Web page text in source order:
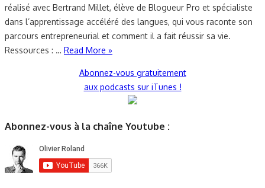
réalisé avec Bertrand Millet, élève de Blogueur Pro et spécialiste
dans l’apprentissage accéléré des langues, qui vous raconte son
parcours entrepreneurial et comment il a fait réussir sa vie.
Ressources : … Read More »
Abonnez-vous gratuitement
aux podcasts sur iTunes !
Abonnez-vous à la chaîne Youtube :